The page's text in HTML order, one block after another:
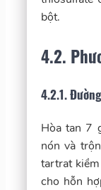
bột.
4.2.
4.2.1.
Hòa tan 7
nón và
tartrat
cho hỗn